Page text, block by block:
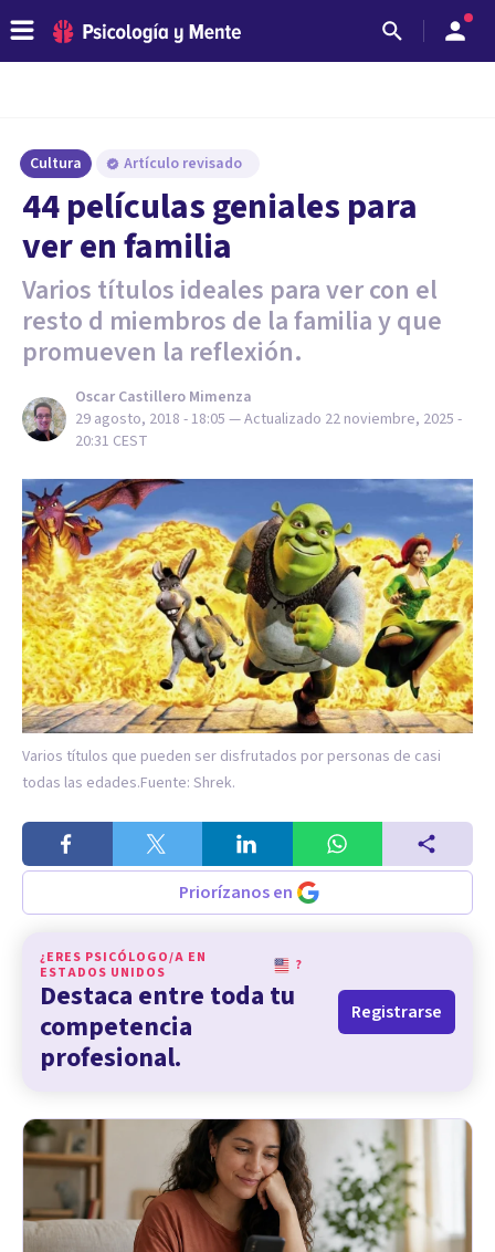
Cultura Artículo revisado
44 películas geniales para
ver en familia
Varios títulos ideales para ver con el
resto d miembros de la familia y que
promueven la reflexión.
Oscar Castillero Mimenza
29 agosto, 2018 - 18:05 — Actualizado 22 noviembre, 2025 -
20:31 CEST
Varios títulos que pueden ser disfrutados por personas de casi
todas las edades.Fuente: Shrek.
Priorízanos en
¿ERES PSICÓLOGO/A EN
ESTADOS UNIDOS
?
Destaca entre toda tu
competencia
profesional.
Registrarse